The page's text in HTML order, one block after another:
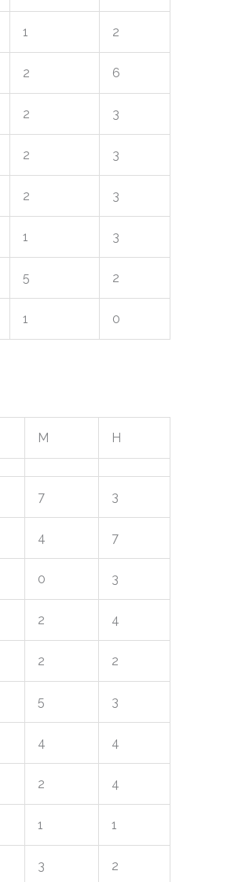
1 2
2 6
2 3
2 3
2 3
1 3
5 2
1 0
M H
7 3
4 7
0 3
2 4
2 2
5 3
4 4
2 4
1 1
3 2